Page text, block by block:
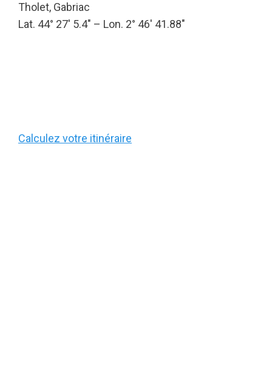
Tholet, Gabriac
Lat. 44° 27′ 5.4″ – Lon. 2° 46′ 41.88″
Calculez votre itinéraire